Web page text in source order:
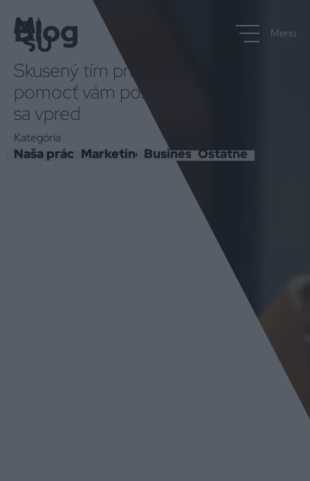
Menu
Blog
Skusený tím pripravený
pomocť vám posunúť
sa vpred
Kategória
Naša práca Marketing BusinessOstatné